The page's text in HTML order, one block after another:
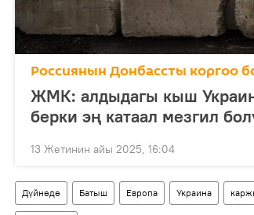
Россиянын Донбассты коргоо
ЖМК: алдыдагы кыш
берки эң катаал мезгил
13 Жетинин айы 2025, 16:04
Дүйнөдө Батыш Европа Украина